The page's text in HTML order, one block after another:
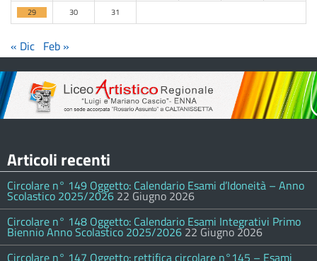
29
30 31
« Dic Feb »
Articoli recenti
Circolare n° 149 Oggetto: Calendario Esami d’Idoneità – Anno
Scolastico 2025/2026 22 Giugno 2026
Circolare n° 148 Oggetto: Calendario Esami Integrativi Primo
Biennio Anno Scolastico 2025/2026 22 Giugno 2026